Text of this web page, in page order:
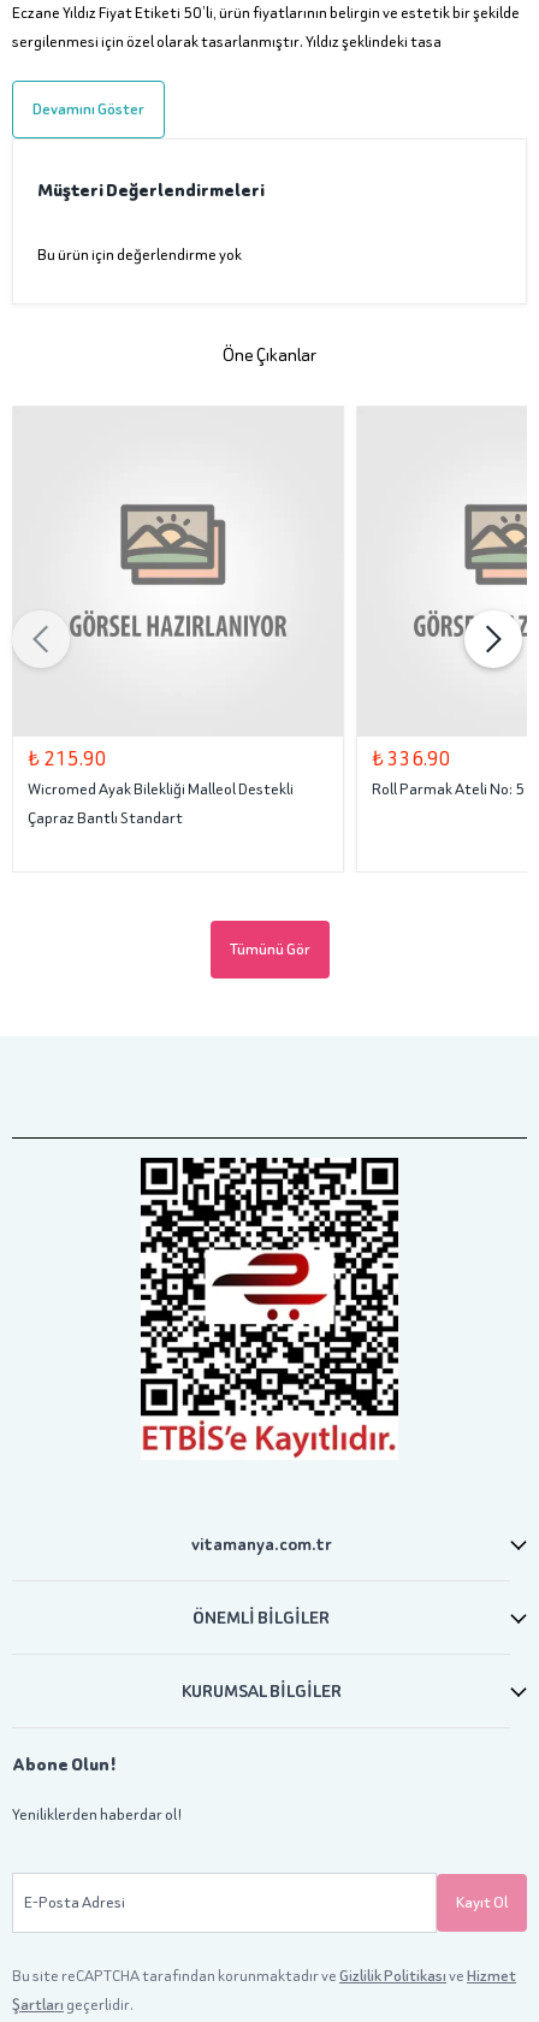
Eczane Yıldız Fiyat Etiketi 50’li, ürün fiyatlarının belirgin ve estetik bir şekilde
sergilenmesi için özel olarak tasarlanmıştır. Yıldız şeklindeki tasa
Devamını Göster
Müşteri Değerlendirmeleri
Bu ürün için değerlendirme yok
Öne Çıkanlar
₺ 215.90
Wicromed Ayak Bilekliği Malleol Destekli
Çapraz Bantlı Standart
₺ 336.90
Roll Parmak Ateli No: 5
Tümünü Gör
vitamanya.com.tr
ÖNEMLİ BİLGİLER
KURUMSAL BİLGİLER
Abone Olun!
Yeniliklerden haberdar ol!
E-Posta Adresi Kayıt Ol
Bu site reCAPTCHA tarafından korunmaktadır veGizlilik PolitikasıveHizmet
Şartları geçerlidir.